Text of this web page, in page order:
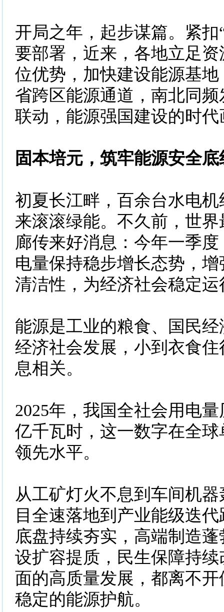
开局之年，起步谋篇。紧扣
要部署，近来，各地立足
位优势，加快建设能源基
省跨区能源通道，南北同
联动，能源强国建设的时
固本培元，筑牢能源安全底
初夏长江畔，百余台水电
来滚滚绿能。不久前，世
廊传来好消息：今年一季
电量保持稳步增长态势，
清洁性，为经济社会稳定
能源是工业的粮食、国民
经济社会发展，小到衣食
息相关。
2025年，我国全社会用电
亿千瓦时，这一数字在全
领先水平。
从工矿灯火不息到车间机
目全速落地到产业能级迭
底盘持续夯实，高端制造
设扩容提质，民生保障持
面的高质量发展，都离不
稳定的能源护航。